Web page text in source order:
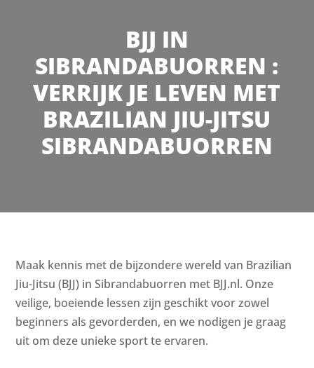
BJJ IN
SIBRANDABUORREN :
VERRIJK JE LEVEN MET
BRAZILIAN JIU-JITSU
SIBRANDABUORREN
Maak kennis met de bijzondere wereld van Brazilian
Jiu-Jitsu (BJJ) in Sibrandabuorren met BJJ.nl. Onze
veilige, boeiende lessen zijn geschikt voor zowel
beginners als gevorderden, en we nodigen je graag
uit om deze unieke sport te ervaren.